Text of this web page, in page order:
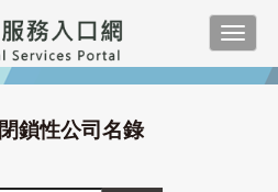
閉鎖性公司名錄